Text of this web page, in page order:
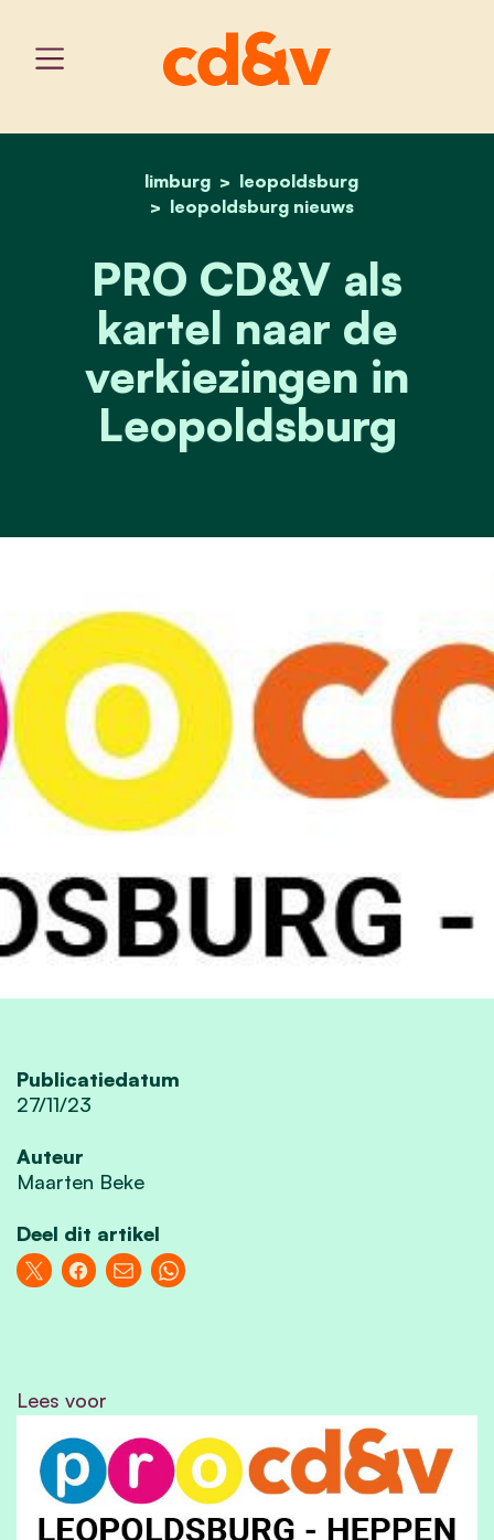
home
limburg
leopoldsburg
leopoldsburg nieuws
pro cd&v als kartel naar
PRO CD&V als
kartel naar de
verkiezingen in
Leopoldsburg
Publicatiedatum
27/11/23
Auteur
Maarten Beke
Deel dit artikel
Lees voor